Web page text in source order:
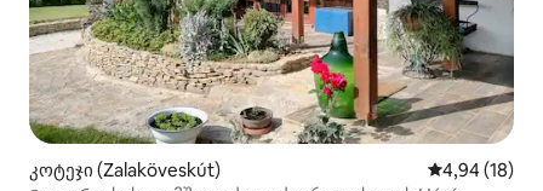
კოტეჯი (Zalaköveskút) საშუალო
4,94 (18)